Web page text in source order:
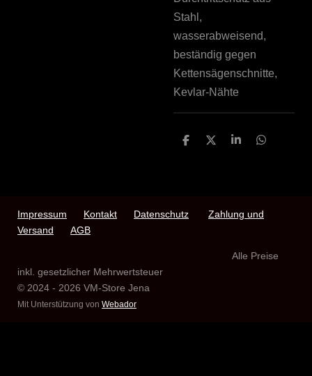
Stahl,
wasserabweisend,
beständig gegen
Kettensägenschnitte,
Kevlar-Nähte
T
T
T
T
Impressum
Kontakt Datenschutz
Zahlung und
Versand
AGB
Alle Preise
inkl. gesetzlicher Mehrwertsteuer
© 2024 - 2026 VM-Store Jena
Mit Unterstützung von Webador